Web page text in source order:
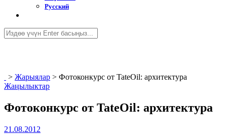
Русский
> Жарыялар > Фотоконкурс от TateOil: архитектура
Жаңылыктар
Фотоконкурс от TateOil: архитектура
21.08.2012